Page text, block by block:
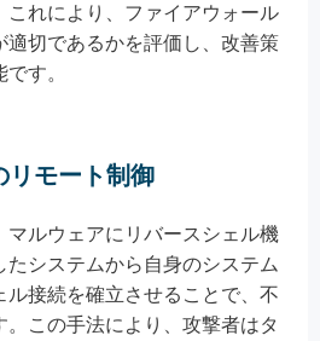
これにより、ファイアウォール
適切であるかを評価し、改善策
す。
リモート制御
マルウェアにリバースシェル機
システムから自身のシステム
ル接続を確立させることで、不
この手法により、攻撃者はタ